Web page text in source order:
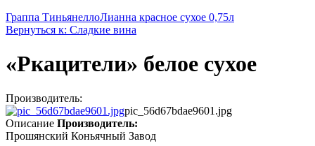
Граппа ТиньянеллоЛианна красное сухое 0,75л
Вернуться к: Сладкие вина
«Ркацители» белое сухое
Производитель:
pic_56d67bdae9601.jpg
Описание Производитель:
Прошянский Коньячный Завод